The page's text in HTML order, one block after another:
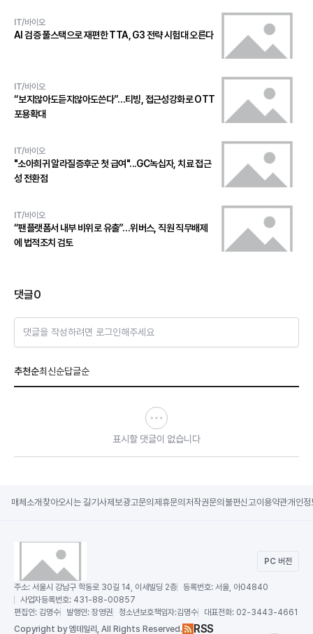
IT/바이오
AI 검증 풀스택으로 재편한 TTA, G3 전략 시험대 오른다
IT/바이오
“보지않아도듣지않아도쓴다”…티빙, 접근성강화로 OTT
포용확대
IT/바이오
"소아희귀 알라질증후군 첫 급여"...GC녹십자, 치료 접근
성 전환점
IT/바이오
“팬플랫폼서 내부 비위로 유출”…위버스, 직원 직무배제
에 법적조치 검토
댓글0
댓글을 작성하려면 로그인해주세요
추천순최신순답글순
표시할 댓글이 없습니다
매체소개 찾아오시는 길기사제보광고문의 제휴문의 저작권문의 불편신고이용약관개인정
PC 버전
주소: 서울시 강남구 학동로 30길 14, 이세빌딩 2층 등록번호: 서울, 아04840
사업자등록번호: 431-88-00857
편집인: 김명수 발행인: 장영권 청소년보호책임자:김명수 대표전화: 02-3443-4661
Copyright by 엠데일리, All Rights Reserved. RSS